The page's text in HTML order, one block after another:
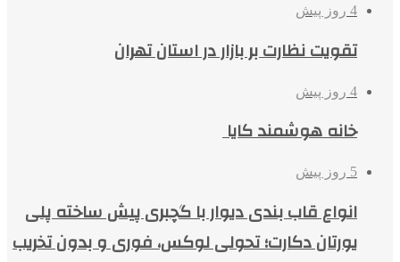
4 روز پیش
تقویت نظارت بر بازار در استان تهران
4 روز پیش
خانه هوشمند کایا
5 روز پیش
انواع قاب بندی دیوار با گچبری پیش ساخته پلی
یورتان دکارت؛ تحولی لوکس، فوری و بدون تخریب